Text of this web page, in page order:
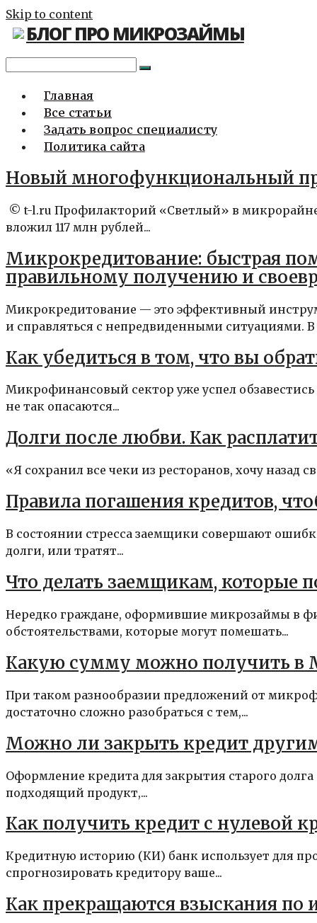
Skip to content
БЛОГ ПРО МИКРОЗАЙМЫ
Главная
Все статьи
Задать вопрос специалисту
Политика сайта
Новый многофункциональный
© t-l.ru Профилакторий «Светлый» в
вложил 117 млн рублей...
Микрокредитование: быстрая
правильному получению и
Микрокредитование — это эффективный
и справляться с непредвиденными ситуациями. В
Как убедиться в том, что вы
Микрофинансовый сектор уже успел
не так опасаются...
Долги после любви. Как
«Я сохранил все чеки из ресторанов, хочу назад
Правила погашения кредитов,
В состоянии стресса заемщики совершают
долги, или тратят...
Что делать заемщикам, которые
Нередко граждане, оформившие микрозаймы в
обстоятельствами, которые могут помешать...
Какую сумму можно получить в
При таком разнообразии предложений от
достаточно сложно разобраться с тем,...
Можно ли закрыть кредит
Оформление кредита для закрытия старого
подходящий продукт,...
Как получить кредит с нулевой
Кредитную историю (КИ) банк использует для
спрогнозировать кредитору ваше...
Как прекращаются взыскания по